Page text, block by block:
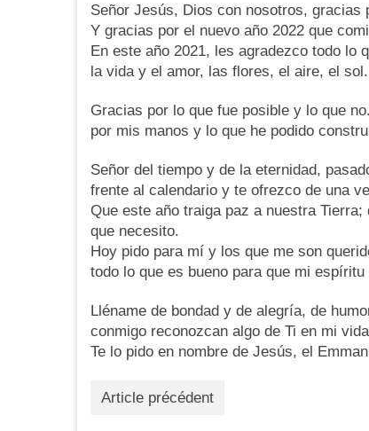
Señor Jesús, Dios con nosotros, gracias
Y gracias por el nuevo año 2022 que
En este año 2021, les agradezco todo lo
la vida y el amor, las flores, el aire, el
Gracias por lo que fue posible y lo que
por mis manos y lo que he podido
Señor del tiempo y de la eternidad,
frente al calendario y te ofrezco de una
Que este año traiga paz a nuestra
que necesito.
Hoy pido para mí y los que me son
todo lo que es bueno para que mi
Lléname de bondad y de alegría, de
conmigo reconozcan algo de Ti en mi
Te lo pido en nombre de Jesús, el
Article précédent